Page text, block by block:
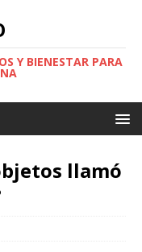
Y BIENESTAR PARA
llamó